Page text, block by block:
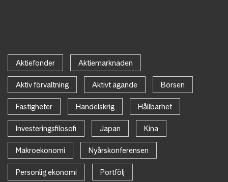
Aktiefonder Aktiemarknaden
Aktiv förvaltning Aktivt ägande Börsen
Fastigheter Handelskrig Hållbarhet
Investeringsfilosofi Japan Kina
Makroekonomi Nyårskonferensen
Personlig ekonomi Portfölj